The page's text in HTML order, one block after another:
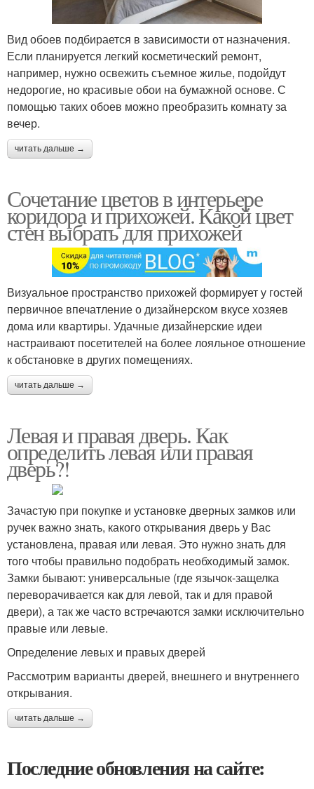
Вид обоев подбирается в зависимости от назначения.
Если планируется легкий косметический ремонт,
например, нужно освежить съемное жилье, подойдут
недорогие, но красивые обои на бумажной основе. С
помощью таких обоев можно преобразить комнату за
вечер.
читать дальше →
Сочетание цветов в интерьере
коридора и прихожей. Какой цвет
стен выбрать для прихожей
Визуальное пространство прихожей формирует у гостей
первичное впечатление о дизайнерском вкусе хозяев
дома или квартиры. Удачные дизайнерские идеи
настраивают посетителей на более лояльное отношение
к обстановке в других помещениях.
читать дальше →
Левая и правая дверь. Как
определить левая или правая
дверь?!
Зачастую при покупке и установке дверных замков или
ручек важно знать, какого открывания дверь у Вас
установлена, правая или левая. Это нужно знать для
того чтобы правильно подобрать необходимый замок.
Замки бывают: универсальные (где язычок-защелка
переворачивается как для левой, так и для правой
двери), а так же часто встречаются замки исключительно
правые или левые.
Определение левых и правых дверей
Рассмотрим варианты дверей, внешнего и внутреннего
открывания.
читать дальше →
Последние обновления на сайте: